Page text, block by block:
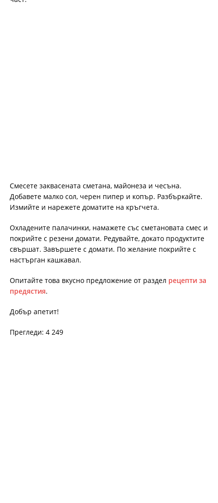
Смесете заквасената сметана, майонеза и чесъна.
Добавете малко сол, черен пипер и копър. Разбъркайте.
Измийте и нарежете доматите на кръгчета.
Охладените палачинки, намажете със сметановата смес и
покрийте с резени домати. Редувайте, докато продуктите
свършат. Завършете с домати. По желание покрийте с
настърган кашкавал.
Опитайте това вкусно предложение от раздел рецепти за
предястия.
Добър апетит!
Прегледи: 4 249